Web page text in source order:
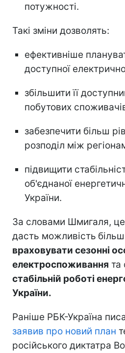
потужності.
Такі зміни дозволять:
ефективніше
доступної
збільшити її
побутових
забезпечити більш
розподіл між
підвищити
об'єднаної
України.
За словами Шмигаля,
дасть можливість
враховувати сезонні
електроспоживання та
стабільній роботі
України.
Раніше РБК-Україна
заявив про новий план
російського диктатра